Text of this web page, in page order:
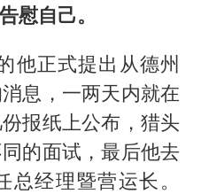
慰自己。
他正式提出从德州
息，一两天内就在
报纸上公布，猎头
的面试，最后他去
经理暨营运长。